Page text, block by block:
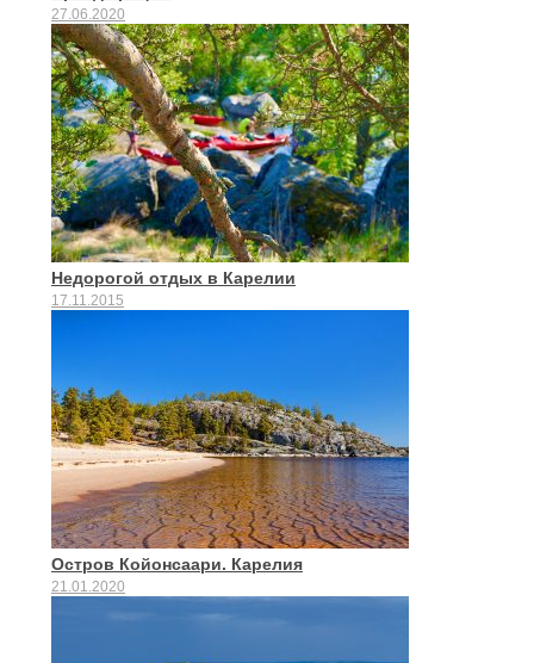
27.06.2020
Недорогой отдых в Карелии
17.11.2015
Остров Койонсаари. Карелия
21.01.2020